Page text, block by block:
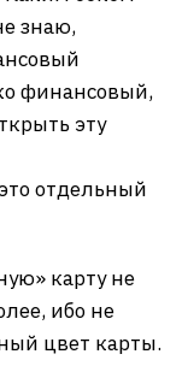
знаю,
финансовый,
эту
отдельный
карту не
ибо не
цвет карты.